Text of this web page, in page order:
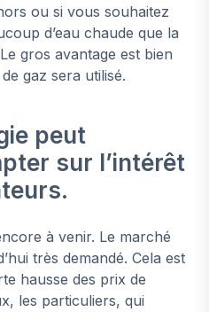
ou si vous souhaitez
d’eau chaude que la
gros avantage est bien
gaz sera utilisé.
peut
sur l’intérêt
à venir. Le marché
très demandé. Cela est
hausse des prix de
les particuliers, qui